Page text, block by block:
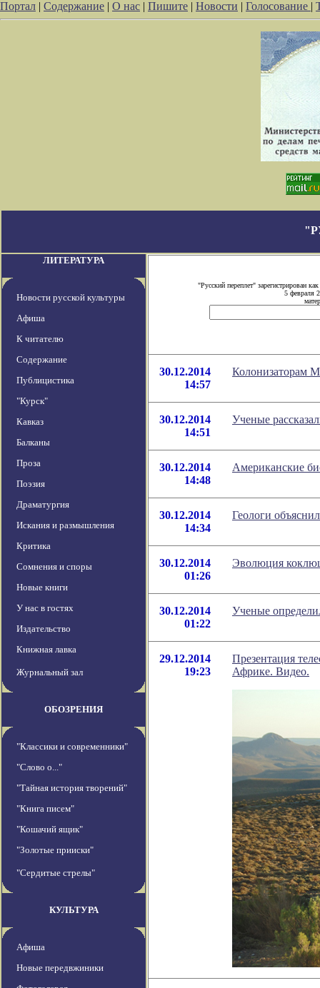
Портал | Содержание | О нас | Пишите | Новости | Голосование |
ЛИТЕРАТУРА
Новости русской культуры
Афиша
К читателю
Содержание
Публицистика
"Курск"
Кавказ
Балканы
Проза
Поэзия
Драматургия
Искания и размышления
Критика
Сомнения и споры
Новые книги
У нас в гостях
Издательство
Книжная лавка
Журнальный зал
ОБОЗРЕНИЯ
"Классики и современники"
"Слово о..."
"Тайная история творений"
"Книга писем"
"Кошачий ящик"
"Золотые прииски"
"Сердитые стрелы"
КУЛЬТУРА
Афиша
Новые передвжиники
"Русский переплет" зарегистрирован
5 февраля
30.12.2014
14:57
Колонизаторам
30.12.2014
14:51
Ученые
30.12.2014
14:48
Американские
30.12.2014
14:34
Геологи
30.12.2014
01:26
Эволюция
30.12.2014
01:22
Ученые
29.12.2014
19:23
Презентация
Африке. Видео.